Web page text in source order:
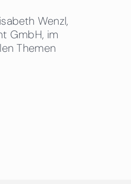
Wenzl,
GmbH, im
Themen